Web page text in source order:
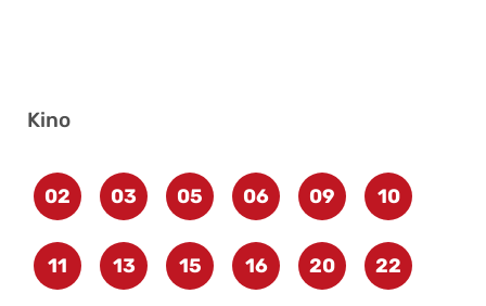
Kino
02 03 05 06 09 10
11 13 15 16 20 22